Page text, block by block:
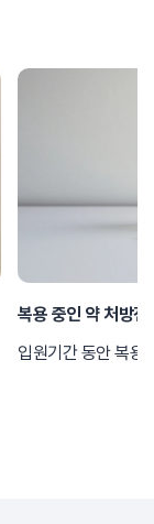
복용 중인 약 처방전
입원기간 동안 복용